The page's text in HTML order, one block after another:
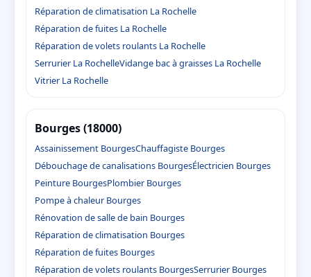
Réparation de climatisation La Rochelle
Réparation de fuites La Rochelle
Réparation de volets roulants La Rochelle
Serrurier La RochelleVidange bac à graisses La Rochelle
Vitrier La Rochelle
Bourges (18000)
Assainissement BourgesChauffagiste Bourges
Débouchage de canalisations BourgesÉlectricien Bourges
Peinture BourgesPlombier Bourges
Pompe à chaleur Bourges
Rénovation de salle de bain Bourges
Réparation de climatisation Bourges
Réparation de fuites Bourges
Réparation de volets roulants BourgesSerrurier Bourges